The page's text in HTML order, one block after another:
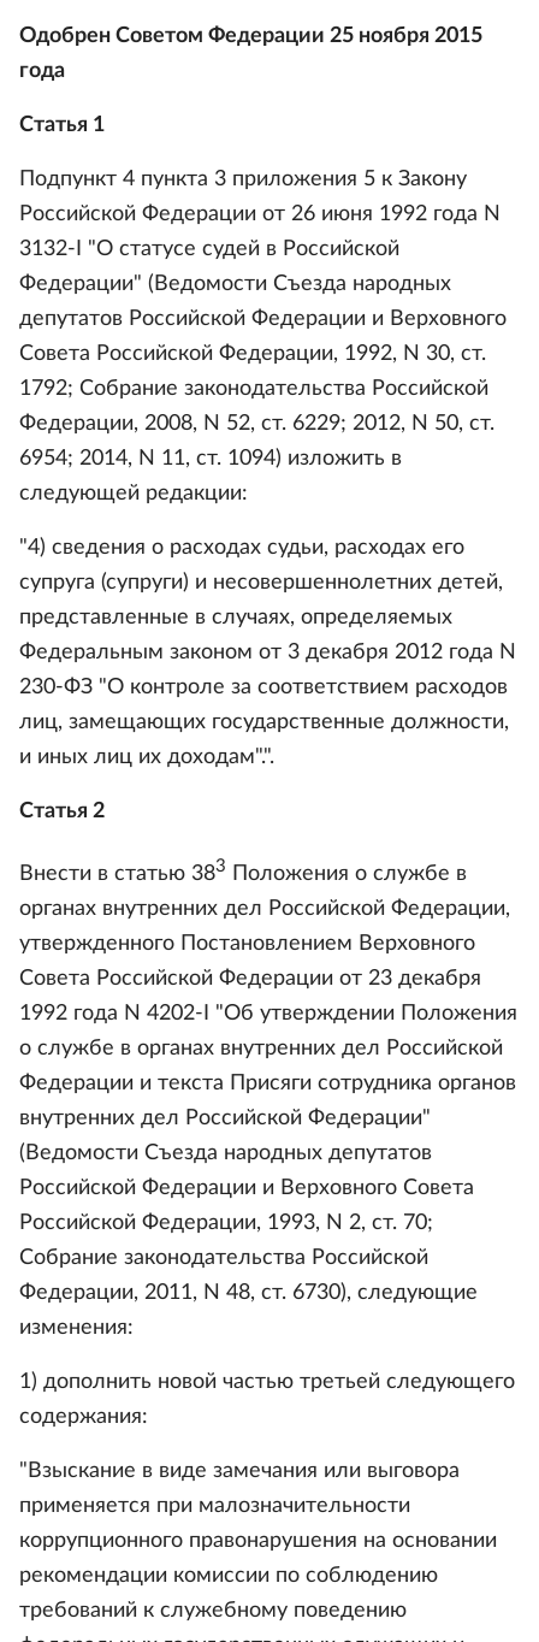
Одобрен Советом Федерации 25 ноября 2015
года
Статья 1
Подпункт 4 пункта 3 приложения 5 к Закону
Российской Федерации от 26 июня 1992 года N
3132-I "О статусе судей в Российской
Федерации" (Ведомости Съезда народных
депутатов Российской Федерации и Верховного
Совета Российской Федерации, 1992, N 30, ст.
1792; Собрание законодательства Российской
Федерации, 2008, N 52, ст. 6229; 2012, N 50, ст.
6954; 2014, N 11, ст. 1094) изложить в
следующей редакции:
"4) сведения о расходах судьи, расходах его
супруга (супруги) и несовершеннолетних детей,
представленные в случаях, определяемых
Федеральным законом от 3 декабря 2012 года N
230-ФЗ "О контроле за соответствием расходов
лиц, замещающих государственные должности,
и иных лиц их доходам".".
Статья 2
Внести в статью 383 Положения о службе в
органах внутренних дел Российской Федерации,
утвержденного Постановлением Верховного
Совета Российской Федерации от 23 декабря
1992 года N 4202-I "Об утверждении Положения
о службе в органах внутренних дел Российской
Федерации и текста Присяги сотрудника органов
внутренних дел Российской Федерации"
(Ведомости Съезда народных депутатов
Российской Федерации и Верховного Совета
Российской Федерации, 1993, N 2, ст. 70;
Собрание законодательства Российской
Федерации, 2011, N 48, ст. 6730), следующие
изменения:
1) дополнить новой частью третьей следующего
содержания:
"Взыскание в виде замечания или выговора
применяется при малозначительности
коррупционного правонарушения на основании
рекомендации комиссии по соблюдению
требований к служебному поведению